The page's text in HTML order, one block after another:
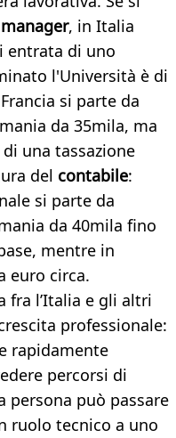
, in Italia
entrata di uno
l'Università è di
si parte da
da 35mila, ma
una tassazione
del contabile:
si parte da
da 40mila fino
mentre in
euro circa.
fra l’Italia e gli altri
professionale:
rapidamente
percorsi di
persona può passare
ruolo tecnico a uno